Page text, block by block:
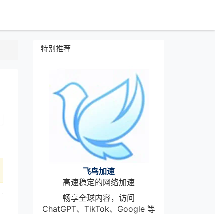
特别推荐
飞鸟加速
高速稳定的网络加速
畅享全球内容，访问
ChatGPT、TikTok、Google 等